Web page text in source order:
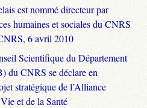
est nommé directeur par
humaines et sociales du CNRS
6 avril 2010
Scientifique du Département
du CNRS se déclare en
stratégique de l’Alliance
et de la Santé